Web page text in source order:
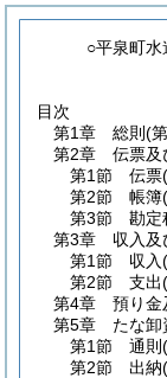
○平泉町水
目次
第1章
総則 (
第2章
伝票及
第1節
伝票
第2節
帳簿
第3節
勘定
第3章
収入及
第1節
収入
第2節
支出
第4章
預り金
第5章
たな卸
第1節
通則
第2節
出納